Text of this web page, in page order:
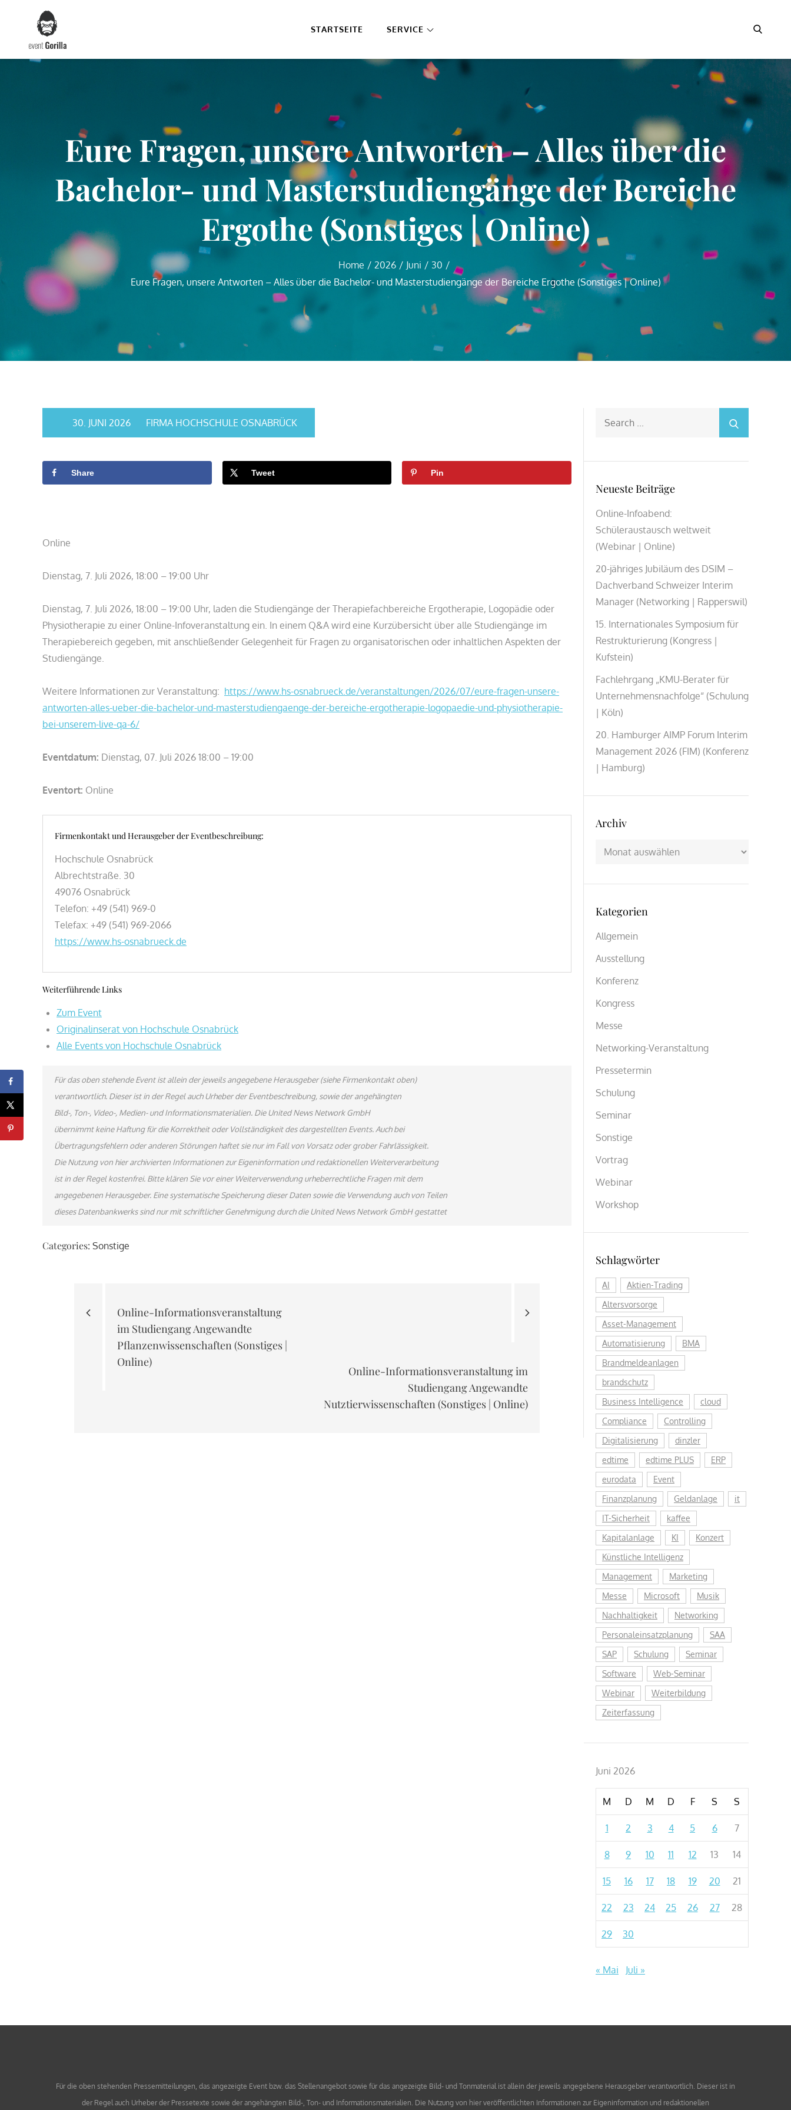
content
STARTSEITE SERVICE Search
Eure Fragen, unsere Antworten – Alles über die
Bachelor- und Masterstudiengänge der Bereiche
Ergothe (Sonstiges | Online)
Home 2026 Juni
30
Eure Fragen, unsere Antworten – Alles über die Bachelor- und Masterstudiengänge der Bereiche Ergothe (Sonstiges | Online)
30. JUNI 2026 FIRMA HOCHSCHULE OSNABRÜCK
Share Tweet Pin
Online
Dienstag, 7. Juli 2026, 18:00 – 19:00 Uhr
Dienstag, 7. Juli 2026, 18:00 – 19:00 Uhr, laden die Studiengänge der Therapiefachbereiche Ergotherapie, Logopädie oder
Physiotherapie zu einer Online-Infoveranstaltung ein. In einem Q&A wird eine Kurzübersicht über alle Studiengänge im
Therapiebereich gegeben, mit anschließender Gelegenheit für Fragen zu organisatorischen oder inhaltlichen Aspekten der
Studiengänge.
Weitere Informationen zur Veranstaltung: https://www.hs-osnabrueck.de/veranstaltungen/2026/07/eure-fragen-unsere-
antworten-alles-ueber-die-bachelor-und-masterstudiengaenge-der-bereiche-ergotherapie-logopaedie-und-physiotherapie-
bei-unserem-live-qa-6/
Eventdatum: Dienstag, 07. Juli 2026 18:00 – 19:00
Eventort: Online
Firmenkontakt und Herausgeber der Eventbeschreibung:
Hochschule Osnabrück
Albrechtstraße. 30
49076 Osnabrück
Telefon: +49 (541) 969-0
Telefax: +49 (541) 969-2066
https://www.hs-osnabrueck.de
Weiterführende Links
Zum Event
Originalinserat von Hochschule Osnabrück
Alle Events von Hochschule Osnabrück
Für das oben stehende Event ist allein der jeweils angegebene Herausgeber (siehe Firmenkontakt oben)
verantwortlich. Dieser ist in der Regel auch Urheber der Eventbeschreibung, sowie der angehängten
Bild-, Ton-, Video-, Medien- und Informationsmaterialien. Die United News Network GmbH
übernimmt keine Haftung für die Korrektheit oder Vollständigkeit des dargestellten Events. Auch bei
Übertragungsfehlern oder anderen Störungen haftet sie nur im Fall von Vorsatz oder grober Fahrlässigkeit.
Die Nutzung von hier archivierten Informationen zur Eigeninformation und redaktionellen Weiterverarbeitung
ist in der Regel kostenfrei. Bitte klären Sie vor einer Weiterverwendung urheberrechtliche Fragen mit dem
angegebenen Herausgeber. Eine systematische Speicherung dieser Daten sowie die Verwendung auch von Teilen
dieses Datenbankwerks sind nur mit schriftlicher Genehmigung durch die United News Network GmbH gestattet
Categories: Sonstige
Online-Informationsveranstaltung
im Studiengang Angewandte
Pflanzenwissenschaften (Sonstiges |
Online)
Online-Informationsveranstaltung im
Studiengang Angewandte
Nutztierwissenschaften (Sonstiges | Online)
Neueste Beiträge
Online-Infoabend:
Schüleraustausch weltweit
(Webinar | Online)
20-jähriges Jubiläum des DSIM –
Dachverband Schweizer Interim
Manager (Networking | Rapperswil)
15. Internationales Symposium für
Restrukturierung (Kongress |
Kufstein)
Fachlehrgang „KMU-Berater für
Unternehmensnachfolge“ (Schulung
| Köln)
20. Hamburger AIMP Forum Interim
Management 2026 (FIM) (Konferenz
| Hamburg)
Archiv
Archiv
Kategorien
Allgemein
Ausstellung
Konferenz
Kongress
Messe
Networking-Veranstaltung
Pressetermin
Schulung
Seminar
Sonstige
Vortrag
Webinar
Workshop
Schlagwörter
AI
Aktien-Trading
Altersvorsorge
Asset-Management
Automatisierung
BMA
Brandmeldeanlagen
brandschutz
Business Intelligence
cloud
Compliance
Controlling
Digitalisierung
dinzler
edtime
edtime PLUS
ERP
eurodata
Event
Finanzplanung
Geldanlage
it
IT-Sicherheit
kaffee
Kapitalanlage
KI
Konzert
Künstliche Intelligenz
Management
Marketing
Messe
Microsoft
Musik
Nachhaltigkeit
Networking
Personaleinsatzplanung
SAA
SAP
Schulung
Seminar
Software
Web-Seminar
Webinar
Weiterbildung
Zeiterfassung
Juni 2026
M D M D F S S
1 2 3 4 5 6 7
8 9 10 11 12 13 14
15 16 17 18 19 20 21
22 23 24 25 26 27 28
29 30
« Mai Juli »
Für die oben stehenden Pressemitteilungen, das angezeigte Event bzw. das Stellenangebot sowie für das angezeigte Bild- und Tonmaterial ist allein der jeweils angegebene Herausgeber verantwortlich. Dieser ist in
der Regel auch Urheber der Pressetexte sowie der angehängten Bild-, Ton- und Informationsmaterialien. Die Nutzung von hier veröffentlichten Informationen zur Eigeninformation und redaktionellen